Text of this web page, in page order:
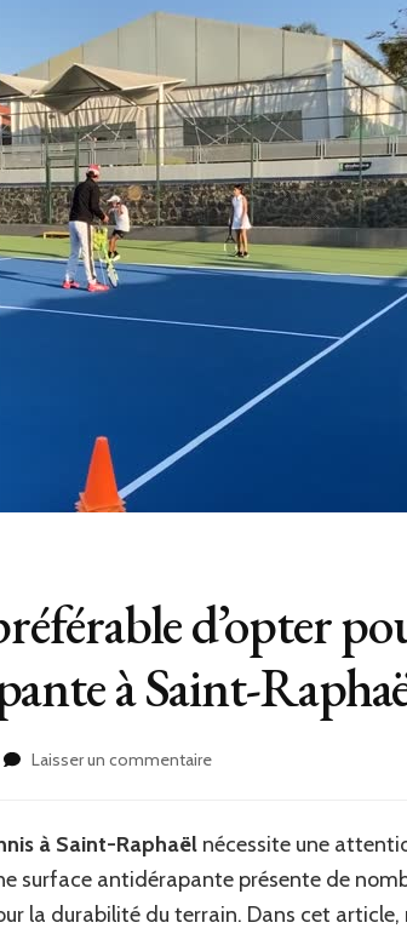
d’opter
à Saint-
Laisser un commentairesur
d’opter
pour
à Saint-Raphaël nécessite une
surface antidérapante présente de
la durabilité du terrain. Dans cet article,